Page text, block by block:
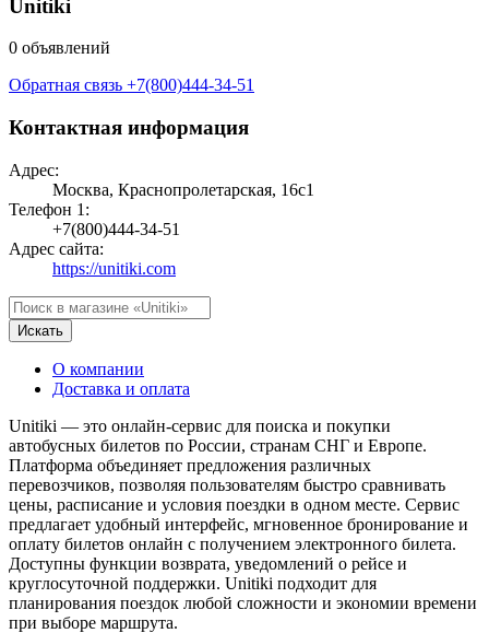
Unitiki
0 объявлений
Обратная связь +7(800)444-34-51
Контактная информация
Адрес:
Москва, Краснопролетарская, 16с1
Телефон 1:
+7(800)444-34-51
Адрес сайта:
https://unitiki.com
Искать
О компании
Доставка и оплата
Unitiki — это онлайн-сервис для поиска и покупки
автобусных билетов по России, странам СНГ и Европе.
Платформа объединяет предложения различных
перевозчиков, позволяя пользователям быстро сравнивать
цены, расписание и условия поездки в одном месте. Сервис
предлагает удобный интерфейс, мгновенное бронирование и
оплату билетов онлайн с получением электронного билета.
Доступны функции возврата, уведомлений о рейсе и
круглосуточной поддержки. Unitiki подходит для
планирования поездок любой сложности и экономии времени
при выборе маршрута.